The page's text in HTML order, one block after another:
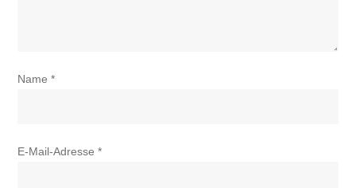
Name*
E-Mail-Adresse*